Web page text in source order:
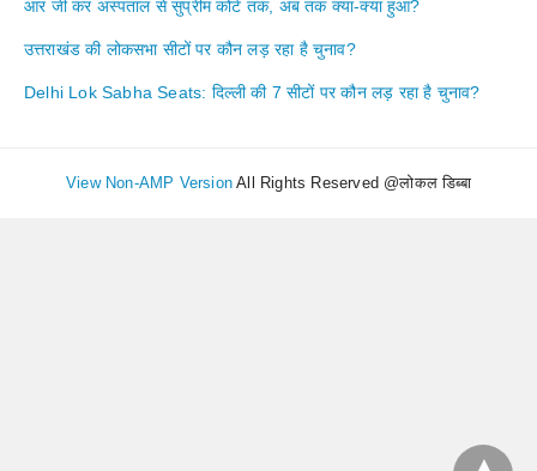
आर जी कर अस्पताल से सुप्रीम कोर्ट तक, अब तक क्या-क्या हुआ?
उत्तराखंड की लोकसभा सीटों पर कौन लड़ रहा है चुनाव?
Delhi Lok Sabha Seats: दिल्ली की 7 सीटों पर कौन लड़ रहा है चुनाव?
View Non-AMP Version All Rights Reserved @लोकल डिब्बा